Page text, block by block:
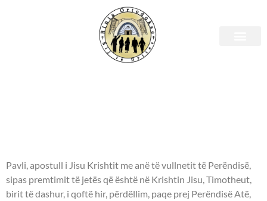
E premte, 16 dhjetor 2022 –
Pavli, apostull i Jisu Krishtit me anë të vullnetit të Perëndisë,
sipas premtimit të jetës që është në Krishtin Jisu, Timotheut,
birit të dashur, i qoftë hir, përdëllim, paqe prej Perëndisë Atë,